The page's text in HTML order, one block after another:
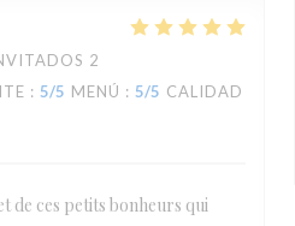
2
: 5/5 MENÚ : 5/5 CALIDAD
de ces petits bonheurs qui